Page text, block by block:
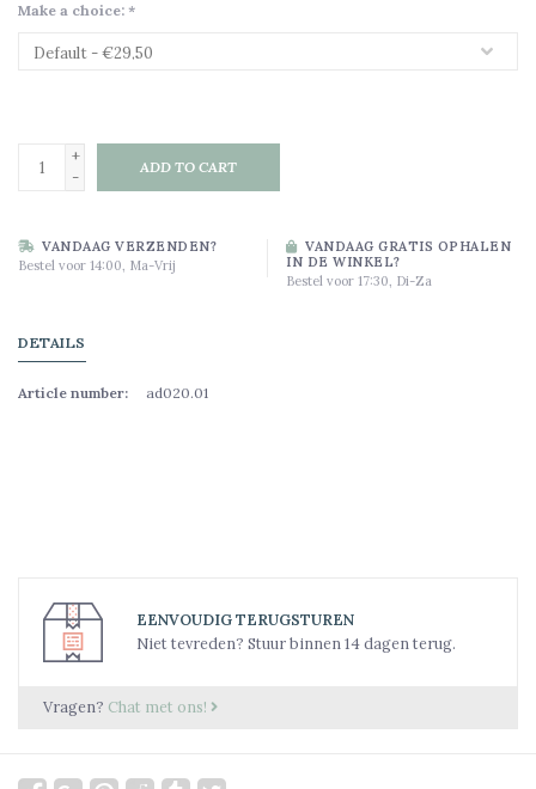
Make a choice: *
+
-
ADD TO CART
VANDAAG VERZENDEN?
Bestel voor 14:00, Ma-Vrij
VANDAAG GRATIS OPHALEN
IN DE WINKEL?
Bestel voor 17:30, Di-Za
DETAILS
Article number: ad020.01
EENVOUDIG TERUGSTUREN
Niet tevreden? Stuur binnen 14 dagen terug.
Vragen? Chat met ons!